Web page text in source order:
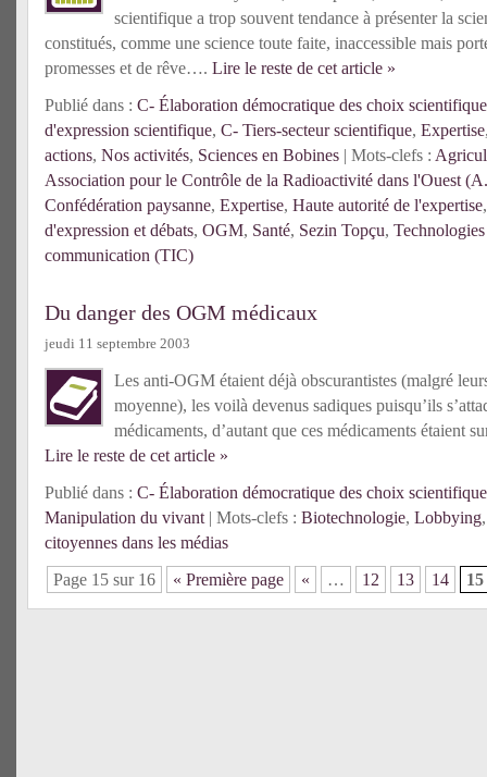
scientifique a trop souvent tendance à présenter la
constitués, comme une science toute faite, inaccessible mais
promesses et de rêve…. Lire le reste de cet article »
Publié dans : C- Élaboration démocratique des choix
d'expression scientifique, C- Tiers-secteur scientifique, Expertise
actions, Nos activités, Sciences en Bobines | Mots-clefs :
Association pour le Contrôle de la Radioactivité dans l'Ouest
Confédération paysanne, Expertise, Haute autorité de l'expertise
d'expression et débats, OGM, Santé, Sezin Topçu,
communication (TIC)
Du danger des OGM médicaux
jeudi 11 septembre 2003
Les anti-OGM étaient déjà obscurantistes (malgré
moyenne), les voilà devenus sadiques puisqu’ils
médicaments, d’autant que ces médicaments étaient
Lire le reste de cet article »
Publié dans : C- Élaboration démocratique des choix
Manipulation du vivant | Mots-clefs : Biotechnologie, Lobbying
citoyennes dans les médias
Page 15 sur 16
« Première page « … 12 13 14 15